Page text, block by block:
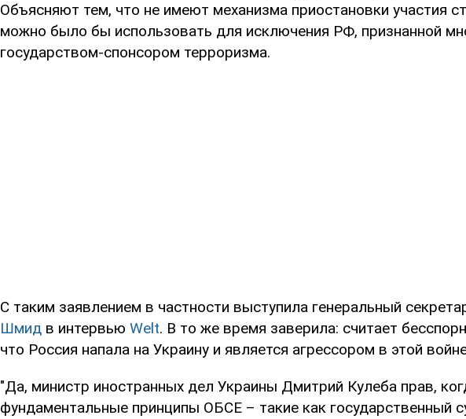
Объясняют тем, что не имеют механизма приостановки участия
можно было бы использовать для исключения РФ, признанной
государством-спонсором терроризма.
С таким заявлением в частности выступила генеральный
Шмид в интервью Welt. В то же время заверила: считает
что Россия напала на Украину и является агрессором в этой
"Да, министр иностранных дел Украины Дмитрий Кулеба прав,
фундаментальные принципы ОБСЕ – такие как государственный